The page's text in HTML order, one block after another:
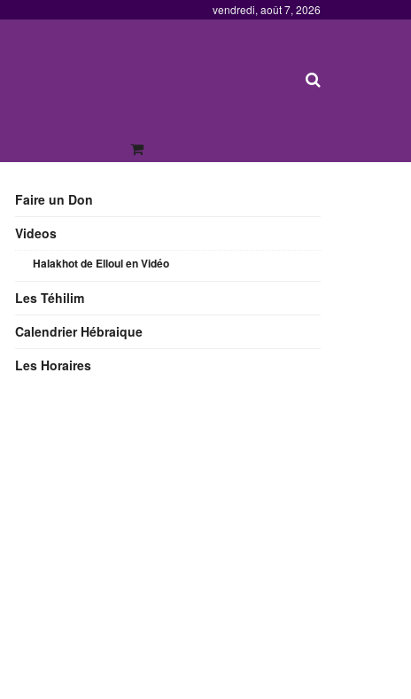
vendredi, août 7, 2026
Faire un Don
Videos
Halakhot de Elloul en Vidéo
Les Téhilim
Calendrier Hébraique
Les Horaires